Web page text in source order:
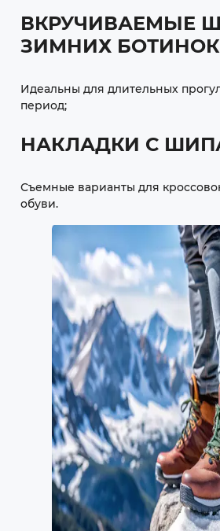
ВКРУЧИВАЕМЫЕ
ЗИМНИХ БОТИНОК
Идеальны для длительных
период;
НАКЛАДКИ С
Съемные варианты для
обуви.